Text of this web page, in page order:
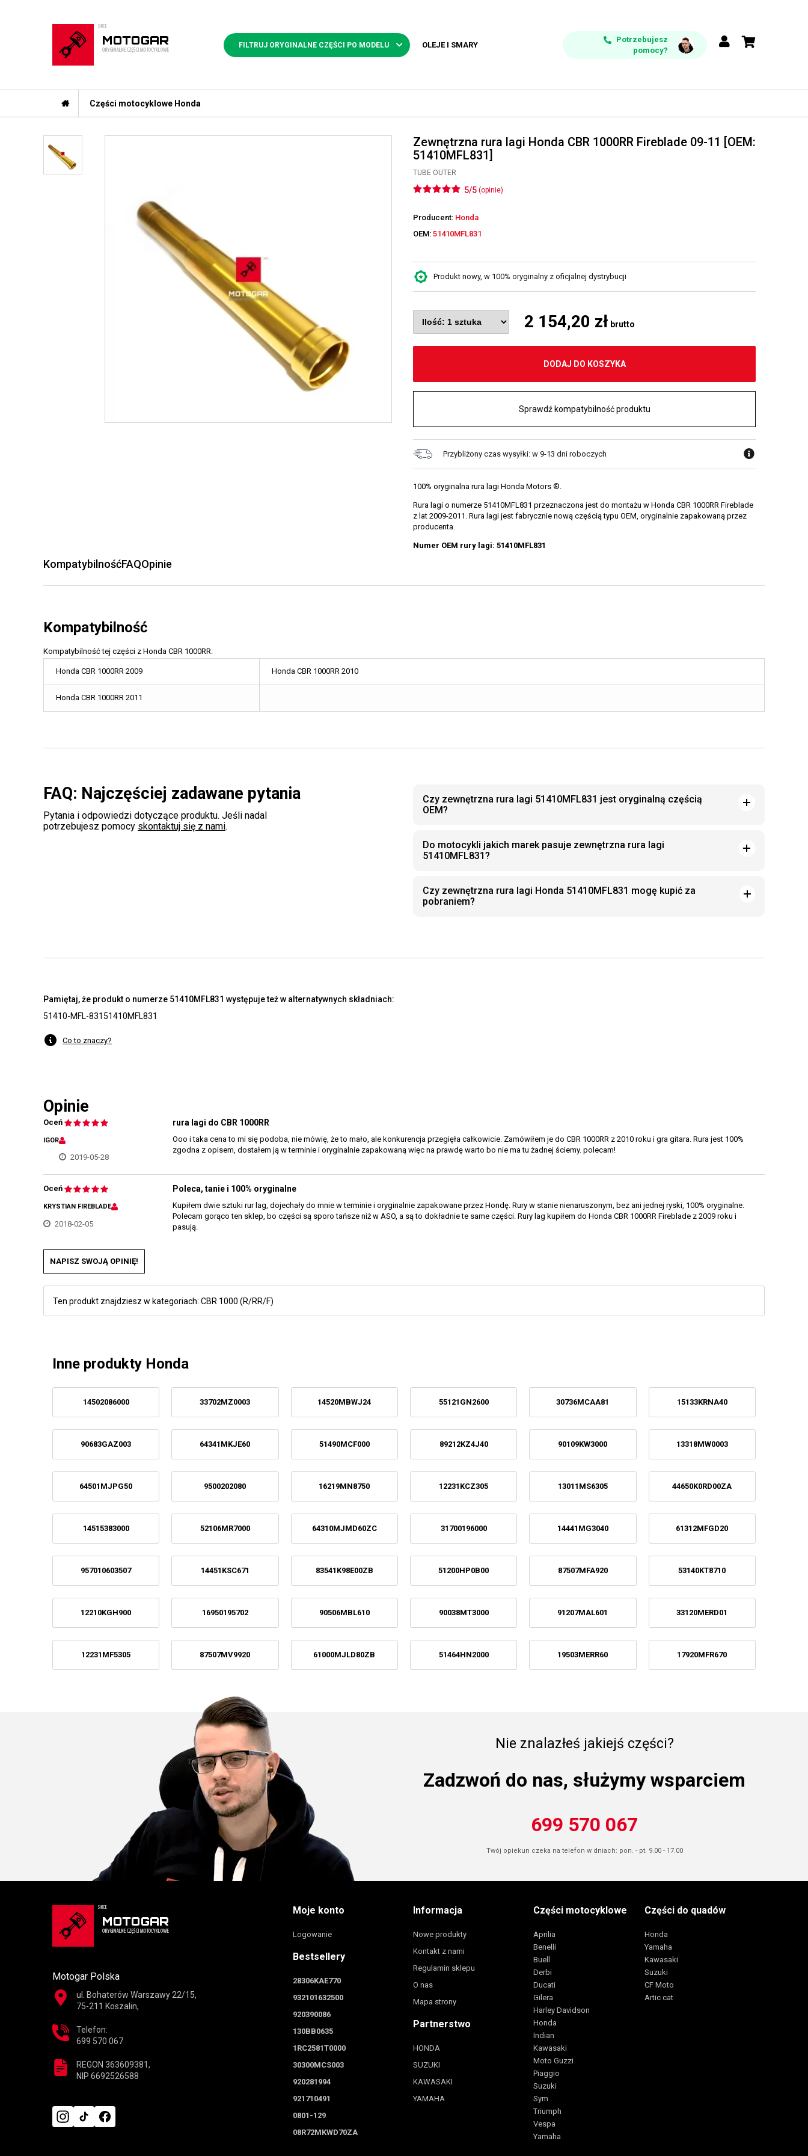
FILTRUJ ORYGINALNE CZĘŚCI PO MODELU OLEJE I SMARY
Potrzebujesz
pomocy?
Części motocyklowe Honda
Zewnętrzna rura lagi Honda CBR 1000RR Fireblade 09-11 [OEM:
51410MFL831]
TUBE OUTER
5/5 (opinie)
Producent: Honda
OEM: 51410MFL831
Produkt nowy, w 100% oryginalny z oficjalnej dystrybucji
2 154,20 zł brutto
DODAJ DO KOSZYKA
Sprawdź kompatybilność produktu
Przybliżony czas wysyłki: w 9-13 dni roboczych
100% oryginalna rura lagi Honda Motors ®.
Rura lagi o numerze 51410MFL831 przeznaczona jest do montażu w Honda CBR 1000RR Fireblade
z lat 2009-2011. Rura lagi jest fabrycznie nową częścią typu OEM, oryginalnie zapakowaną przez
producenta.
Numer OEM rury lagi: 51410MFL831
KompatybilnośćFAQOpinie
Kompatybilność
Kompatybilność tej części z Honda CBR 1000RR:
Honda CBR 1000RR 2009 Honda CBR 1000RR 2010
Honda CBR 1000RR 2011
FAQ: Najczęściej zadawane pytania
Pytania i odpowiedzi dotyczące produktu. Jeśli nadal
potrzebujesz pomocy skontaktuj się z nami.
Czy zewnętrzna rura lagi 51410MFL831 jest oryginalną częścią
OEM?
Do motocykli jakich marek pasuje zewnętrzna rura lagi
51410MFL831?
Czy zewnętrzna rura lagi Honda 51410MFL831 mogę kupić za
pobraniem?
Pamiętaj, że produkt o numerze 51410MFL831 występuje też w alternatywnych składniach:
51410-MFL-83151410MFL831
Co to znaczy?
Opinie
Oceń
IGOR
2019-05-28
rura lagi do CBR 1000RR
Ooo i taka cena to mi się podoba, nie mówię, że to mało, ale konkurencja przegięła całkowicie. Zamówiłem je do CBR 1000RR z 2010 roku i gra gitara. Rura jest 100%
zgodna z opisem, dostałem ją w terminie i oryginalnie zapakowaną więc na prawdę warto bo nie ma tu żadnej ściemy. polecam!
Oceń
KRYSTIAN FIREBLADE
2018-02-05
Poleca, tanie i 100% oryginalne
Kupiłem dwie sztuki rur lag, dojechały do mnie w terminie i oryginalnie zapakowane przez Hondę. Rury w stanie nienaruszonym, bez ani jednej ryski, 100% oryginalne.
Polecam gorąco ten sklep, bo części są sporo tańsze niż w ASO, a są to dokładnie te same części. Rury lag kupiłem do Honda CBR 1000RR Fireblade z 2009 roku i
pasują.
NAPISZ SWOJĄ OPINIĘ!
Ten produkt znajdziesz w kategoriach: CBR 1000 (R/RR/F)
Inne produkty Honda
14502086000 33702MZ0003 14520MBWJ24 55121GN2600 30736MCAA81 15133KRNA40
90683GAZ003 64341MKJE60 51490MCF000 89212KZ4J40 90109KW3000 13318MW0003
64501MJPG50 9500202080 16219MN8750 12231KCZ305 13011MS6305 44650K0RD00ZA
14515383000 52106MR7000 64310MJMD60ZC 31700196000 14441MG3040 61312MFGD20
957010603507 14451KSC671 83541K98E00ZB 51200HP0B00 87507MFA920 53140KT8710
12210KGH900 16950195702 90506MBL610 90038MT3000 91207MAL601 33120MERD01
12231MF5305 87507MV9920 61000MJLD80ZB 51464HN2000 19503MERR60 17920MFR670
Nie znalazłeś jakiejś części?
Zadzwoń do nas, służymy wsparciem
699 570 067
Twój opiekun czeka na telefon w dniach: pon. - pt. 9.00 - 17.00
Motogar Polska
ul. Bohaterów Warszawy 22/15,
75-211 Koszalin,
Telefon:
699 570 067
REGON 363609381,
NIP 6692526588
Moje konto
Logowanie
Bestsellery
28306KAE770
932101632500
920390086
130BB0635
1RC2581T0000
30300MCS003
920281994
921710491
0801-129
08R72MKWD70ZA
Informacja
Nowe produkty
Kontakt z nami
Regulamin sklepu
O nas
Mapa strony
Partnerstwo
HONDA
SUZUKI
KAWASAKI
YAMAHA
Części motocyklowe
Aprilia
Benelli
Buell
Derbi
Ducati
Gilera
Harley Davidson
Honda
Indian
Kawasaki
Moto Guzzi
Piaggio
Suzuki
Sym
Triumph
Vespa
Yamaha
Części do quadów
Honda
Yamaha
Kawasaki
Suzuki
CF Moto
Artic cat